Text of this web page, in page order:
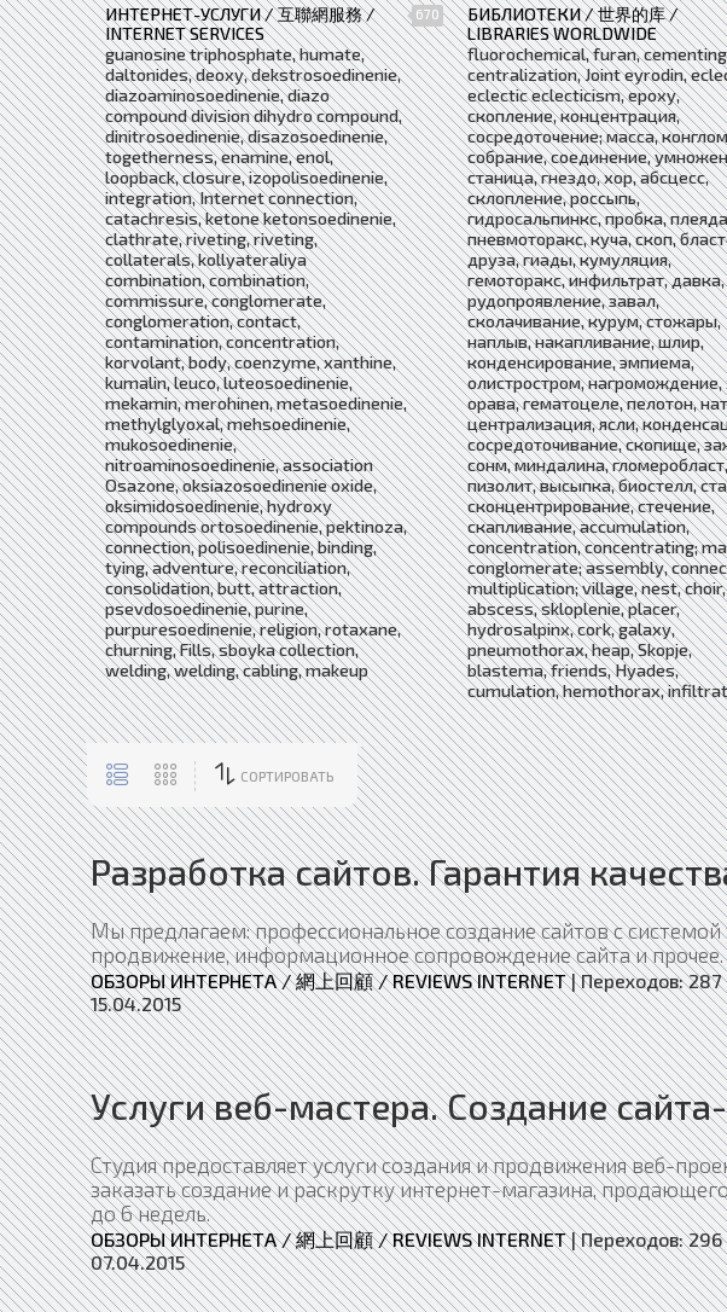
ИНТЕРНЕТ-УСЛУГИ / 互聯網服務 /
INTERNET SERVICES
670
guanosine triphosphate, humate,
daltonides, deoxy, dekstrosoedinenie,
diazoaminosoedinenie, diazo
compound division dihydro compound,
dinitrosoedinenie, disazosoedinenie,
togetherness, enamine, enol,
loopback, closure, izopolisoedinenie,
integration, Internet connection,
catachresis, ketone ketonsoedinenie,
clathrate, riveting, riveting,
collaterals, kollyateraliya
combination, combination,
commissure, conglomerate,
conglomeration, contact,
contamination, concentration,
korvolant, body, coenzyme, xanthine,
kumalin, leuco, luteosoedinenie,
mekamin, merohinen, metasoedinenie,
methylglyoxal, mehsoedinenie,
mukosoedinenie,
nitroaminosoedinenie, association
Osazone, oksiazosoedinenie oxide,
oksimidosoedinenie, hydroxy
compounds ortosoedinenie, pektinoza,
connection, polisoedinenie, binding,
tying, adventure, reconciliation,
consolidation, butt, attraction,
psevdosoedinenie, purine,
purpuresoedinenie, religion, rotaxane,
churning, Fills, sboyka collection,
welding, welding, cabling, makeup
БИБЛИОТЕКИ / 世界的库 /
LIBRARIES WORLDWIDE
fluorochemical, furan,
centralization, Joint eyrodin,
eclectic eclecticism, epoxy,
скопление, концентрация,
сосредоточение; масса,
собрание, соединение,
станица, гнездо, хор, абсцесс,
склопление, россыпь,
гидросальпинкс, пробка,
пневмоторакс, куча, скоп,
друза, гиады, кумуляция,
гемоторакс, инфильтрат, давка,
рудопроявление, завал,
сколачивание, курум, стожары,
наплыв, накапливание, шлир,
конденсирование, эмпиема,
олистростром, нагромождение,
орава, гематоцеле, пелотон,
централизация, ясли,
сосредоточивание, скопище,
сонм, миндалина, гломеробласт,
пизолит, высыпка, биостелл,
сконцентрирование, стечение,
скапливание, accumulation,
concentration, concentrating;
conglomerate; assembly,
multiplication; village, nest, choir,
abscess, skloplenie, placer,
hydrosalpinx, cork, galaxy,
pneumothorax, heap, Skopje,
blastema, friends, Hyades,
cumulation, hemothorax,
СОРТИРОВАТЬ
Разработка сайтов. Гарантия
Мы предлагаем: профессиональное создание сайтов с
продвижение, информационное сопровождение сайта и прочее.
ОБЗОРЫ ИНТЕРНЕТА / 網上回顧 / REVIEWS INTERNET|Переходов: 287
15.04.2015
Услуги веб-мастера. Создание
Студия предоставляет услуги создания и продвижения веб-
заказать создание и раскрутку интернет-магазина,
до 6 недель.
ОБЗОРЫ ИНТЕРНЕТА / 網上回顧 / REVIEWS INTERNET|Переходов: 296
07.04.2015